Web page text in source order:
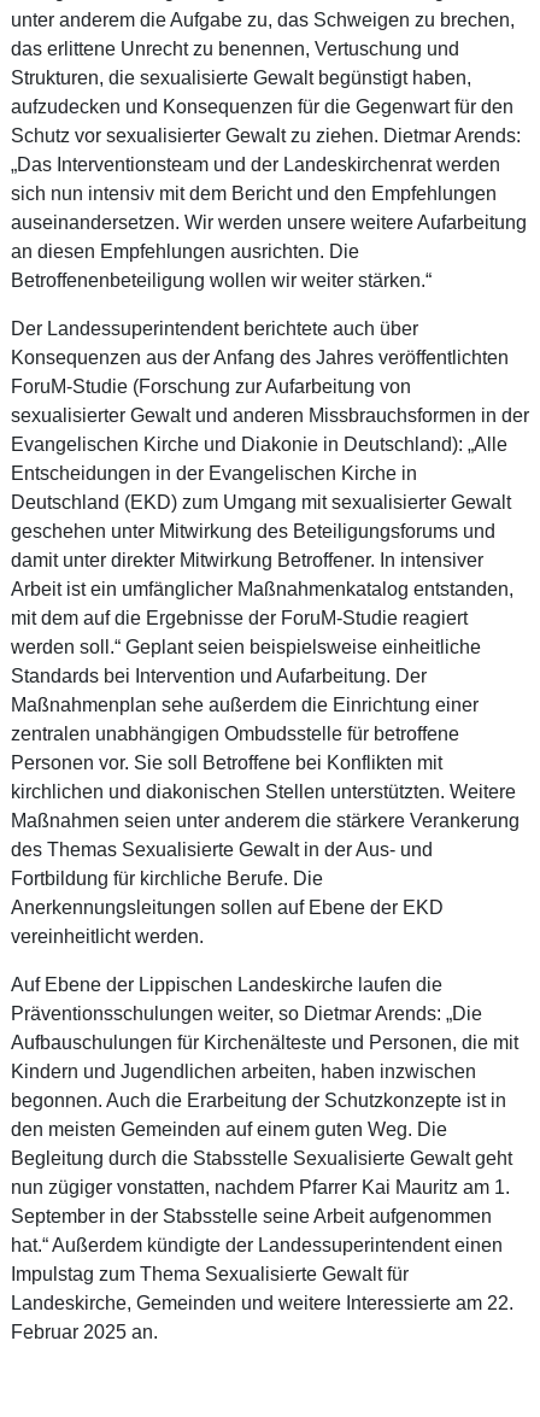
unter anderem die Aufgabe zu, das Schweigen zu brechen,
das erlittene Unrecht zu benennen, Vertuschung und
Strukturen, die sexualisierte Gewalt begünstigt haben,
aufzudecken und Konsequenzen für die Gegenwart für den
Schutz vor sexualisierter Gewalt zu ziehen. Dietmar Arends:
„Das Interventionsteam und der Landeskirchenrat werden
sich nun intensiv mit dem Bericht und den Empfehlungen
auseinandersetzen. Wir werden unsere weitere Aufarbeitung
an diesen Empfehlungen ausrichten. Die
Betroffenenbeteiligung wollen wir weiter stärken.“
Der Landessuperintendent berichtete auch über
Konsequenzen aus der Anfang des Jahres veröffentlichten
ForuM-Studie (Forschung zur Aufarbeitung von
sexualisierter Gewalt und anderen Missbrauchsformen in der
Evangelischen Kirche und Diakonie in Deutschland): „Alle
Entscheidungen in der Evangelischen Kirche in
Deutschland (EKD) zum Umgang mit sexualisierter Gewalt
geschehen unter Mitwirkung des Beteiligungsforums und
damit unter direkter Mitwirkung Betroffener. In intensiver
Arbeit ist ein umfänglicher Maßnahmenkatalog entstanden,
mit dem auf die Ergebnisse der ForuM-Studie reagiert
werden soll.“ Geplant seien beispielsweise einheitliche
Standards bei Intervention und Aufarbeitung. Der
Maßnahmenplan sehe außerdem die Einrichtung einer
zentralen unabhängigen Ombudsstelle für betroffene
Personen vor. Sie soll Betroffene bei Konflikten mit
kirchlichen und diakonischen Stellen unterstützten. Weitere
Maßnahmen seien unter anderem die stärkere Verankerung
des Themas Sexualisierte Gewalt in der Aus- und
Fortbildung für kirchliche Berufe. Die
Anerkennungsleitungen sollen auf Ebene der EKD
vereinheitlicht werden.
Auf Ebene der Lippischen Landeskirche laufen die
Präventionsschulungen weiter, so Dietmar Arends: „Die
Aufbauschulungen für Kirchenälteste und Personen, die mit
Kindern und Jugendlichen arbeiten, haben inzwischen
begonnen. Auch die Erarbeitung der Schutzkonzepte ist in
den meisten Gemeinden auf einem guten Weg. Die
Begleitung durch die Stabsstelle Sexualisierte Gewalt geht
nun zügiger vonstatten, nachdem Pfarrer Kai Mauritz am 1.
September in der Stabsstelle seine Arbeit aufgenommen
hat.“ Außerdem kündigte der Landessuperintendent einen
Impulstag zum Thema Sexualisierte Gewalt für
Landeskirche, Gemeinden und weitere Interessierte am 22.
Februar 2025 an.